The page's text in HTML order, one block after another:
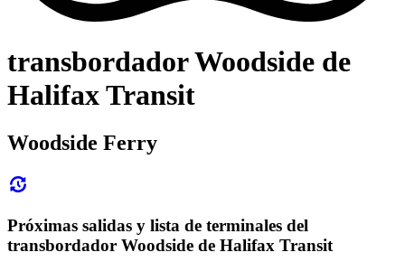
transbordador Woodside de
Halifax Transit
Woodside Ferry
Próximas salidas y lista de terminales del
transbordador Woodside de Halifax Transit